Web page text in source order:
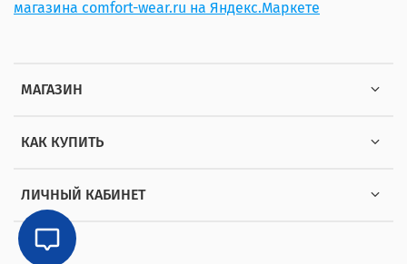
МАГАЗИН
КАК КУПИТЬ
ЛИЧНЫЙ КАБИНЕТ